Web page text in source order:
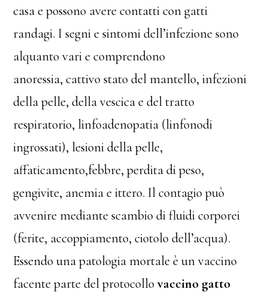
casa e possono avere contatti con gatti
randagi. I segni e sintomi dell’infezione sono
alquanto vari e comprendono
anoressia, cattivo stato del mantello, infezioni
della pelle, della vescica e del tratto
respiratorio, linfoadenopatia (linfonodi
ingrossati), lesioni della pelle,
affaticamento,febbre, perdita di peso,
gengivite, anemia e ittero. Il contagio può
avvenire mediante scambio di fluidi corporei
(ferite, accoppiamento, ciotolo dell’acqua).
Essendo una patologia mortale è un vaccino
facente parte del protocollovaccino gatto